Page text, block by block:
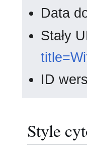
Data
Stały
ID
Style